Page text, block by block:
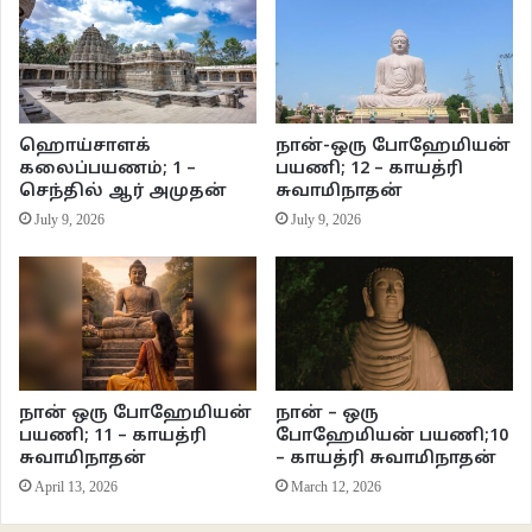
எதிர்நோக்க நேர்வது தொடர்ந்தபடி தானிருக்கின்றன. இப்படியான
பெரும்பான்மைவாத சமூகத்திலிருந்து விலக்கப்பட்டு தனிமைப்படுத்தப்பட்ட ஒரு
தந்தையின் வாழ்கையை அடித்தளமாக கொண்டு சமூக அமைப்புகள் மீதும்
அதன் நிலைப்பாடுகள் மீதும் ஆழமான உரையாடல்களை நிகழ்த்தி விசாரிக்கிறது
துருக்கி இயக்குனர்நூரி பில்கே சைலானின்(Nuri Bilge Ceylan)சமீபத்திய
திரைப்படைப்பான“The Wild Pear Tree”
ஹொய்சாளக்
கலைப்பயணம்; 1 –
செந்தில் ஆர் அமுதன்
July 9, 2026
நான்-ஒரு போஹேமியன்
பயணி; 12 – காயத்ரி
சுவாமிநாதன்
July 9, 2026
நான் ஒரு போஹேமியன்
பயணி; 11 – காயத்ரி
சுவாமிநாதன்
April 13, 2026
நான் – ஒரு
போஹேமியன் பயணி;10
– காயத்ரி சுவாமிநாதன்
March 12, 2026